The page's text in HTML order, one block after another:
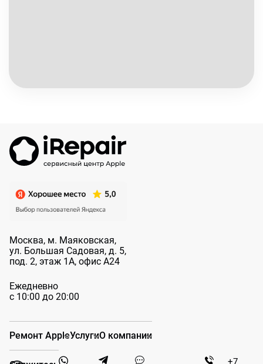
Москва, м. Маяковская,
ул. Большая Садовая, д. 5,
под. 2, этаж 1А, офис А24
Ежедневно
с 10:00 до 20:00
Ремонт AppleУслугиО компании
+7